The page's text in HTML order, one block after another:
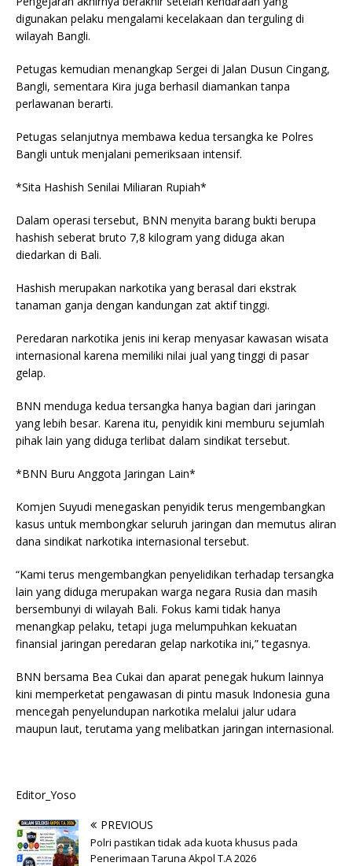
digunakan pelaku mengalami kecelakaan dan terguling di
wilayah Bangli.
Petugas kemudian menangkap Sergei di Jalan Dusun Cingang,
Bangli, sementara Kira juga berhasil diamankan tanpa
perlawanan berarti.
Petugas selanjutnya membawa kedua tersangka ke Polres
Bangli untuk menjalani pemeriksaan intensif.
*Sita Hashish Senilai Miliaran Rupiah*
Dalam operasi tersebut, BNN menyita barang bukti berupa
hashish seberat bruto 7,8 kilogram yang diduga akan
diedarkan di Bali.
Hashish merupakan narkotika yang berasal dari ekstrak
tanaman ganja dengan kandungan zat aktif tinggi.
Peredaran narkotika jenis ini kerap menyasar kawasan wisata
internasional karena memiliki nilai jual yang tinggi di pasar
gelap.
BNN menduga kedua tersangka hanya bagian dari jaringan
yang lebih besar. Karena itu, penyidik kini memburu sejumlah
pihak lain yang diduga terlibat dalam sindikat tersebut.
*BNN Buru Anggota Jaringan Lain*
Komjen Suyudi menegaskan penyidik terus mengembangkan
kasus untuk membongkar seluruh jaringan dan memutus aliran
dana sindikat narkotika internasional tersebut.
“Kami terus mengembangkan penyelidikan terhadap tersangka
lain yang diduga merupakan warga negara Rusia dan masih
bersembunyi di wilayah Bali. Fokus kami tidak hanya
menangkap pelaku, tetapi juga melumpuhkan kekuatan
finansial jaringan peredaran gelap narkotika ini,” tegasnya.
BNN bersama Bea Cukai dan aparat penegak hukum lainnya
kini memperketat pengawasan di pintu masuk Indonesia guna
mencegah penyelundupan narkotika melalui jalur udara
maupun laut, terutama yang melibatkan jaringan internasional.
Editor_Yoso
PREVIOUS
Polri pastikan tidak ada kuota khusus pada
Penerimaan Taruna Akpol T.A 2026